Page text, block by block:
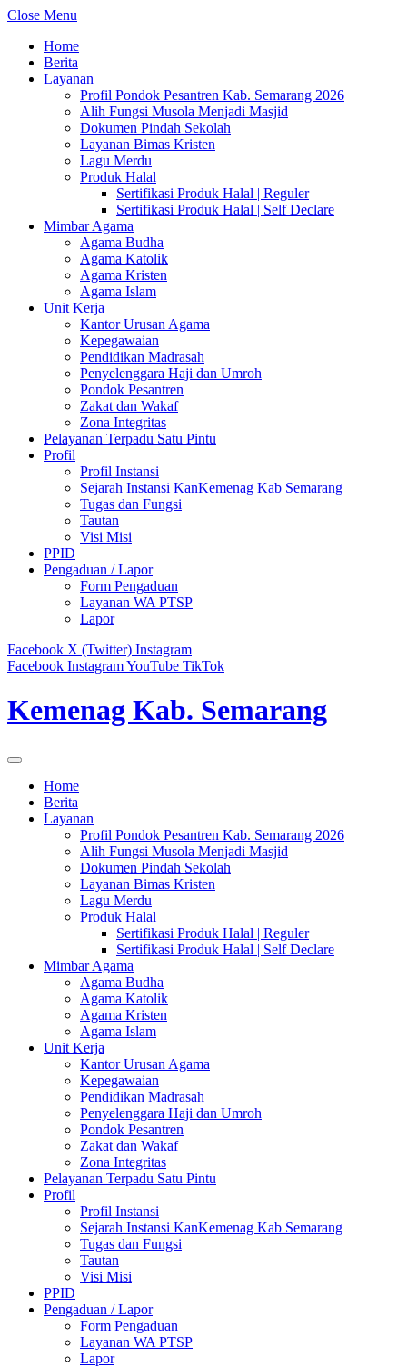
Close Menu
Home
Berita
Layanan
Profil Pondok Pesantren Kab. Semarang 2026
Alih Fungsi Musola Menjadi Masjid
Dokumen Pindah Sekolah
Layanan Bimas Kristen
Lagu Merdu
Produk Halal
Sertifikasi Produk Halal | Reguler
Sertifikasi Produk Halal | Self Declare
Mimbar Agama
Agama Budha
Agama Katolik
Agama Kristen
Agama Islam
Unit Kerja
Kantor Urusan Agama
Kepegawaian
Pendidikan Madrasah
Penyelenggara Haji dan Umroh
Pondok Pesantren
Zakat dan Wakaf
Zona Integritas
Pelayanan Terpadu Satu Pintu
Profil
Profil Instansi
Sejarah Instansi KanKemenag Kab Semarang
Tugas dan Fungsi
Tautan
Visi Misi
PPID
Pengaduan / Lapor
Form Pengaduan
Layanan WA PTSP
Lapor
Facebook X (Twitter) Instagram
Facebook InstagramYouTube TikTok
Kemenag Kab. Semarang
Home
Berita
Layanan
Profil Pondok Pesantren Kab. Semarang 2026
Alih Fungsi Musola Menjadi Masjid
Dokumen Pindah Sekolah
Layanan Bimas Kristen
Lagu Merdu
Produk Halal
Sertifikasi Produk Halal | Reguler
Sertifikasi Produk Halal | Self Declare
Mimbar Agama
Agama Budha
Agama Katolik
Agama Kristen
Agama Islam
Unit Kerja
Kantor Urusan Agama
Kepegawaian
Pendidikan Madrasah
Penyelenggara Haji dan Umroh
Pondok Pesantren
Zakat dan Wakaf
Zona Integritas
Pelayanan Terpadu Satu Pintu
Profil
Profil Instansi
Sejarah Instansi KanKemenag Kab Semarang
Tugas dan Fungsi
Tautan
Visi Misi
PPID
Pengaduan / Lapor
Form Pengaduan
Layanan WA PTSP
Lapor